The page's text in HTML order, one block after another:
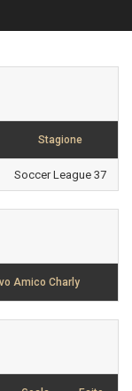
Stagione
Soccer League 37
Amico Charly